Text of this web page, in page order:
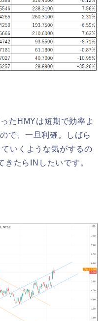
たHMYは短期で効率よ
で、一旦利確。しばら
いくような気がするの
たらINしたいです。